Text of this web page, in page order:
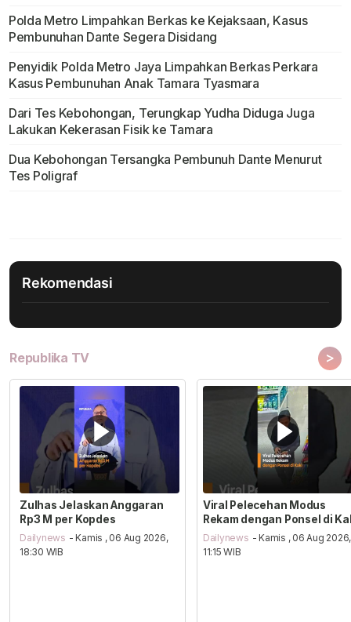
Polda Metro Limpahkan Berkas ke Kejaksaan, Kasus
Pembunuhan Dante Segera Disidang
Penyidik Polda Metro Jaya Limpahkan Berkas Perkara
Kasus Pembunuhan Anak Tamara Tyasmara
Dari Tes Kebohongan, Terungkap Yudha Diduga Juga
Lakukan Kekerasan Fisik ke Tamara
Dua Kebohongan Tersangka Pembunuh Dante Menurut
Tes Poligraf
Rekomendasi
Republika TV >
Zulhas Jelaskan Anggaran
Rp3 M per Kopdes
Dailynews - Kamis , 06 Aug 2026,
18:30 WIB
Viral Pelecehan Modus
Rekam dengan Ponsel di
Dailynews - Kamis , 06 Aug 2026,
11:15 WIB